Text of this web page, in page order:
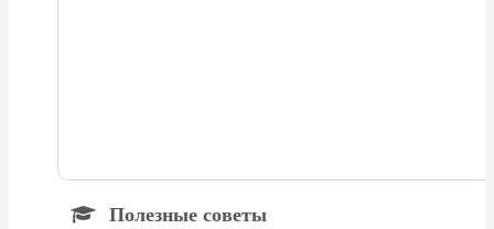
Полезные советы